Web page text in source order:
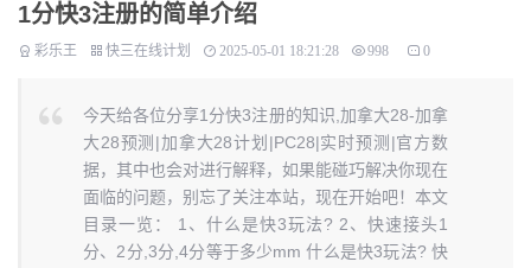
1分快3注册的简单介绍
彩乐王 快三在线计划 2025-05-01 18:21:28 998 0
今天给各位分享1分快3注册的知识,加拿大28-加拿
大28预测|加拿大28计划|PC28|实时预测|官方数
据，其中也会对进行解释，如果能碰巧解决你现在
面临的问题，别忘了关注本站，现在开始吧！本文
目录一览： 1、什么是快3玩法? 2、快速接头1
分、2分,3分,4分等于多少mm 什么是快3玩法? 快